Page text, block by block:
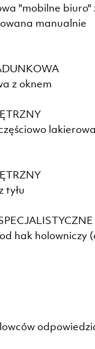
"mobilne biuro"
manualnie
z oknem
tyłu
hak holowniczy